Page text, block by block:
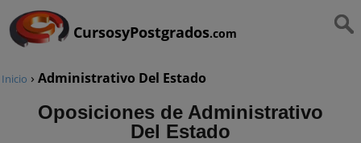
CursosyPostgrados.com
Inicio › Administrativo Del Estado
Oposiciones de Administrativo
Del Estado